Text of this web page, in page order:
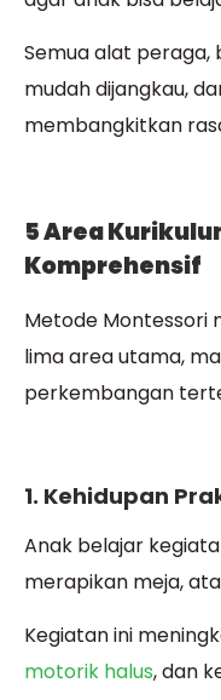
Semua alat peraga,
mudah dijangkau,
membangkitkan
5 Area
Komprehensif
Metode Montessori
lima area utama,
perkembangan
1. Kehidupan
Anak belajar
merapikan meja,
Kegiatan ini
motorik halus, dan